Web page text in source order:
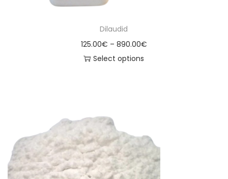
Dilaudid
125.00€ – 890.00€
Select options